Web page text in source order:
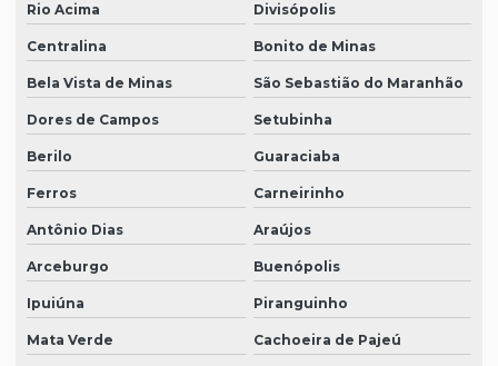
Rio Acima Divisópolis
Centralina Bonito de Minas
Bela Vista de Minas São Sebastião do Maranhão
Dores de Campos Setubinha
Berilo Guaraciaba
Ferros Carneirinho
Antônio Dias Araújos
Arceburgo Buenópolis
Ipuiúna Piranguinho
Mata Verde Cachoeira de Pajeú